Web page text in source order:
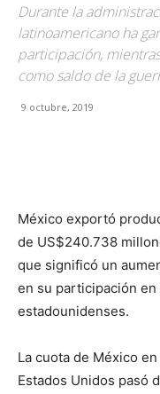
Durante la
latinoamericano ha
participación,
como saldo de la
9 octubre, 2019
México exportó
de US$240.738
que significó un
en su participación
estadounidenses.
La cuota de México
Estados Unidos pasó